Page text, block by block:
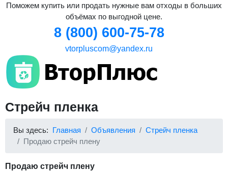
Поможем купить или продать нужные вам отходы в больших
объёмах по выгодной цене.
8 (800) 600-75-78
vtorpluscom@yandex.ru
Стрейч пленка
Вы здесь: Главная Объявления
Стрейч пленка
Продаю стрейч плену
Продаю стрейч плену